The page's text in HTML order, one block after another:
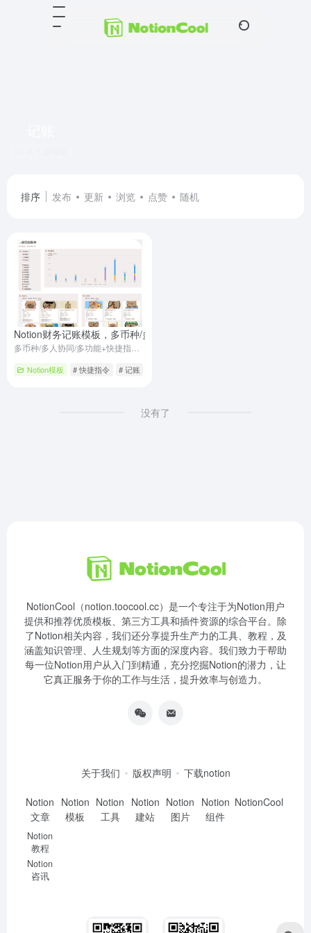
排序 发布 更新 浏览 点赞 随机
Notion财务记账模板，多币种/多人协同/多功能+快捷指令自动记账
Notion模板 # 快捷指令 # 记账
没有了
NotionCool（notion.toocool.cc）是一个专注于为Notion用户
提供和推荐优质模板、第三方工具和插件资源的综合平台。除
了Notion相关内容，我们还分享提升生产力的工具、教程，及
涵盖知识管理、人生规划等方面的深度内容。我们致力于帮助
每一位Notion用户从入门到精通，充分挖掘Notion的潜力，让
它真正服务于你的工作与生活，提升效率与创造力。
关于我们 版权声明 下载notion
Notion
文章
Notion
教程
Notion
咨讯
Notion
模板
Notion
工具
Notion
建站
Notion
图片
Notion
组件
NotionCool